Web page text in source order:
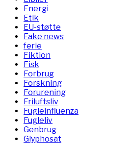
Energi
Etik
EU-støtte
Fake news
ferie
Fiktion
Fisk
Forbrug
Forskning
Forurening
Friluftsliv
Fugleinfluenza
Fugleliv
Genbrug
Glyphosat